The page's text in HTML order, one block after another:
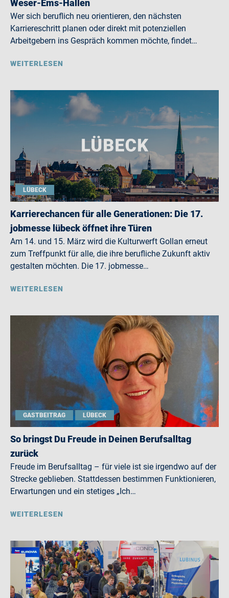
Weser-Ems-Hallen
Wer sich beruflich neu orientieren, den nächsten
Karriereschritt planen oder direkt mit potenziellen
Arbeitgebern ins Gespräch kommen möchte, findet…
WEITERLESEN
LÜBECK
Karrierechancen für alle Generationen: Die 17.
jobmesse lübeck öffnet ihre Türen
Am 14. und 15. März wird die Kulturwerft Gollan erneut
zum Treffpunkt für alle, die ihre berufliche Zukunft aktiv
gestalten möchten. Die 17. jobmesse…
WEITERLESEN
GASTBEITRAG LÜBECK
So bringst Du Freude in Deinen Berufsalltag
zurück
Freude im Berufsalltag – für viele ist sie irgendwo auf der
Strecke geblieben. Stattdessen bestimmen Funktionieren,
Erwartungen und ein stetiges „Ich…
WEITERLESEN